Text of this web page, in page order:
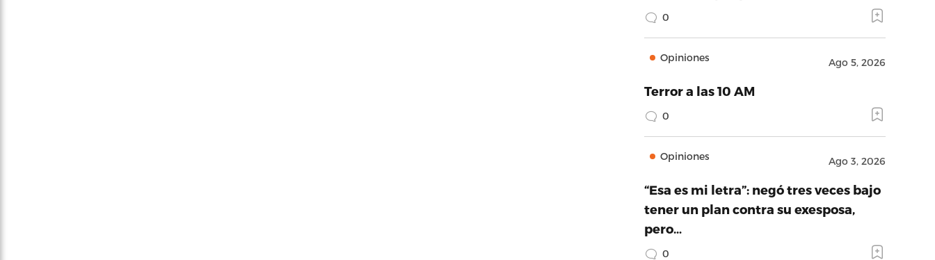
0
Opiniones Ago 5, 2026
Terror a las 10 AM
0
Opiniones Ago 3, 2026
“Esa es mi letra”: negó tres veces bajo
tener un plan contra su exesposa,
pero…
0